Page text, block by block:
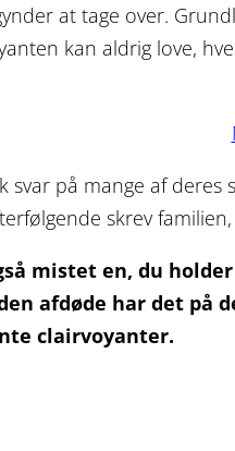
at tage over.
kan aldrig love,
svar på mange af
skrev
mistet en, du
afdøde har det på
clairvoyanter.